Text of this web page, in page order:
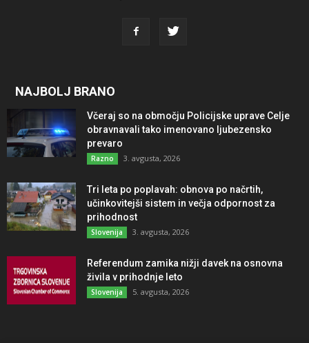
NAJBOLJ BRANO
Včeraj so na območju Policijske uprave Celje
obravnavali tako imenovano ljubezensko
prevaro
Razno 3. avgusta, 2026
Tri leta po poplavah: obnova po načrtih,
učinkovitejši sistem in večja odpornost za
prihodnost
Slovenija 3. avgusta, 2026
Referendum zamika nižji davek na osnovna
živila v prihodnje leto
Slovenija 5. avgusta, 2026